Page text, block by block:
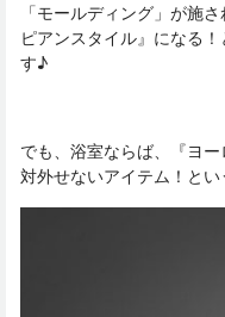
「モールディング」が施
ピアンスタイル』になる
す♪
でも、浴室ならば、『ヨ
対外せないアイテム！とい